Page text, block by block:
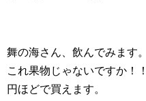
舞の海さん、飲んでみます
これ果物じゃないですか
円ほどで買えます。